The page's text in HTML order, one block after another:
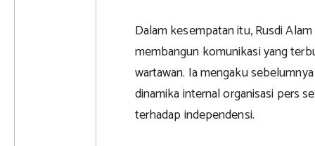
Dalam kesempatan itu, Rusdi
membangun komunikasi yang
wartawan. Ia mengaku
dinamika internal organisasi pers
terhadap independensi.